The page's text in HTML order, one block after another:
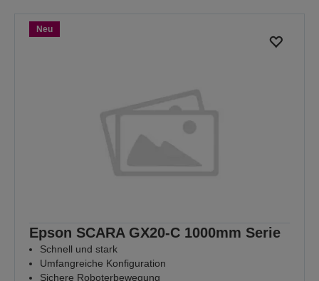
Neu
Epson SCARA GX20-C 1000mm Serie
Schnell und stark
Umfangreiche Konfiguration
Sichere Roboterbewegung